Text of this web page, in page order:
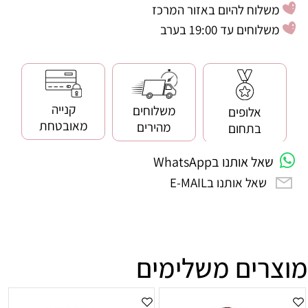
משלוח להיום באזור המרכז
משלוחים עד 19:00 בערב
אלופים
בתחום
משלוחים
מהירים
קנייה
מאובטחת
שאל אותנו בWhatsApp
שאל אותנו בE-MAIL
מוצרים משלימים